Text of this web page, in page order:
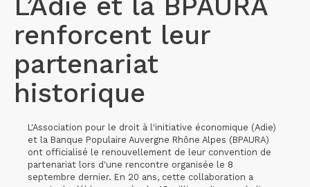
renforcent leur
partenariat
historique
L'Association pour le droit à l'initiative économique (Adie)
et la Banque Populaire Auvergne Rhône Alpes (BPAURA)
ont officialisé le renouvellement de leur convention de
partenariat lors d'une rencontre organisée le 8
septembre dernier. En 20 ans, cette collaboration a